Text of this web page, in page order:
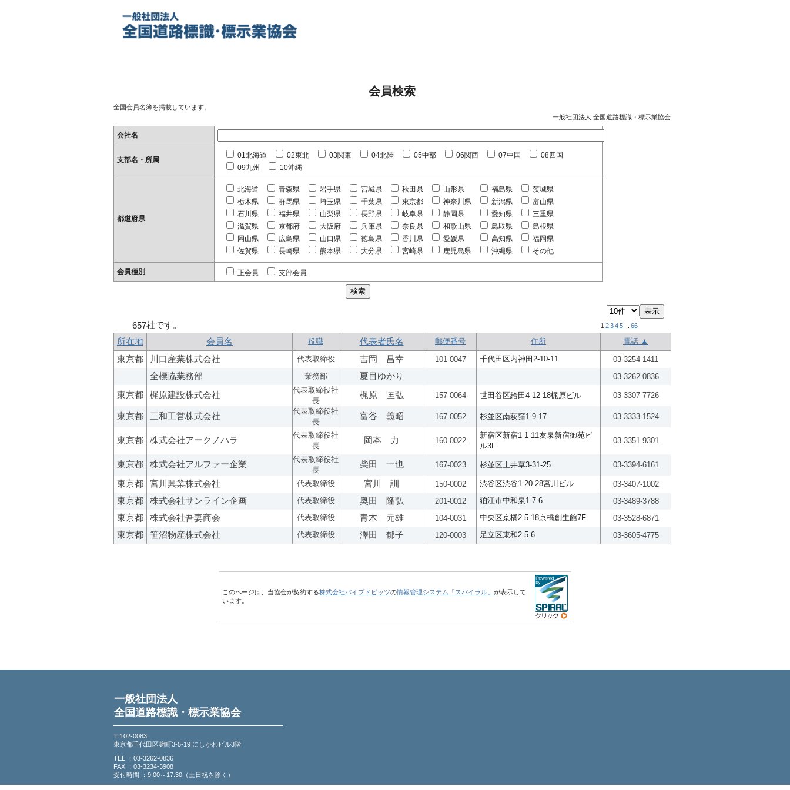
会員検索
全国会員名簿を掲載しています。
一般社団法人 全国道路標識・標示業協会
会社名
支部名・所属
01北海道 02東北 03関東 04北陸 05中部 06関西 07中国
08四国
09九州
10沖縄
都道府県
北海道 青森県 岩手県 宮城県 秋田県 山形県 福島県
茨城県
栃木県
群馬県 埼玉県 千葉県 東京都 神奈川県 新潟県
富山県
石川県
福井県 山梨県 長野県 岐阜県 静岡県 愛知県
三重県
滋賀県
京都府 大阪府 兵庫県 奈良県 和歌山県 鳥取県
島根県
岡山県
広島県 山口県 徳島県 香川県 愛媛県 高知県
福岡県
佐賀県
長崎県 熊本県 大分県 宮崎県 鹿児島県 沖縄県 その他
会員種別 正会員 支部会員
657社です。 1 2345 66
所在地 会員名 役職 代表者氏名 郵便番号 住所 電話 ▲
東京都 川口産業株式会社 代表取締役 吉岡 昌幸 101-0047 千代田区内神田2-10-11 03-3254-1411
全標協業務部 業務部 夏目ゆかり 03-3262-0836
東京都 梶原建設株式会社
代表取締役社
長
梶原 匡弘 157-0064 世田谷区給田4-12-18梶原ビル 03-3307-7726
東京都 三和工営株式会社
代表取締役社
長
富谷 義昭 167-0052 杉並区南荻窪1-9-17 03-3333-1524
東京都 株式会社アークノハラ
代表取締役社
長
岡本 力 160-0022
新宿区新宿1-1-11友泉新宿御苑ビ
ル3F
03-3351-9301
東京都 株式会社アルファー企業
代表取締役社
長
柴田 一也 167-0023 杉並区上井草3-31-25 03-3394-6161
東京都 宮川興業株式会社 代表取締役 宮川 訓 150-0002 渋谷区渋谷1-20-28宮川ビル 03-3407-1002
東京都 株式会社サンライン企画 代表取締役 奥田 隆弘 201-0012 狛江市中和泉1-7-6 03-3489-3788
東京都 株式会社吾妻商会 代表取締役 青木 元雄 104-0031 中央区京橋2-5-18京橋創生館7F 03-3528-6871
東京都 笹沼物産株式会社 代表取締役 澤田 郁子 120-0003 足立区東和2-5-6 03-3605-4775
このページは、当協会が契約する株式会社パイプドビッツの情報管理システム「スパイラル」 が表示して
います。
一般社団法人
全国道路標識・標示業協会
〒102-0083
東京都千代田区麹町3-5-19 にしかわビル3階
TEL ：03-3262-0836
FAX ：03-3234-3908
受付時間 ：9:00～17:30（土日祝を除く）